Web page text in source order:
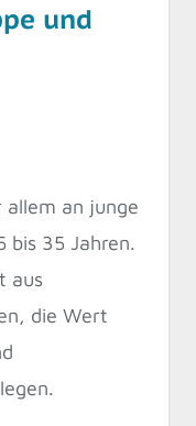
und
an junge
bis 35 Jahren.
aus
die Wert